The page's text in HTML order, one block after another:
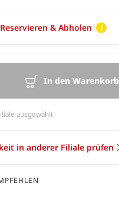
Reservieren & Abholen
In den Warenkorb
ausgewählt
in anderer Filiale prüfen